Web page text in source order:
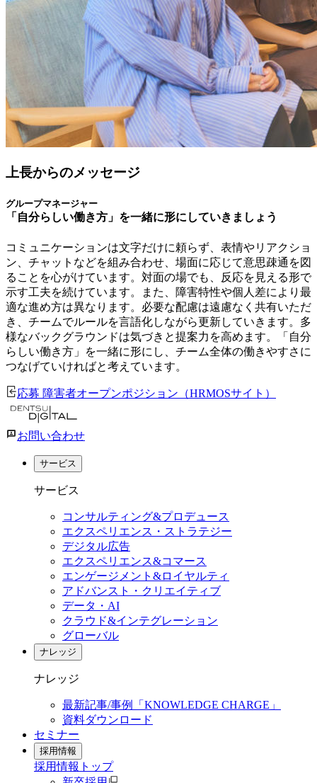
上長からのメッセージ
グループマネージャー
「自分らしい働き方」を一緒に形にしていきましょう
コミュニケーションは文字だけに頼らず、表情やリアクショ
ン、チャットなどを組み合わせ、場面に応じて意思疎通を図
ることを心がけています。対面の場でも、反応を見える形で
示す工夫を続けています。また、障害特性や個人差により最
適な進め方は異なります。必要な配慮は遠慮なく共有いただ
き、チームでルールを言語化しながら更新していきます。多
様なバックグラウンドは気づきと提案力を高めます。「自分
らしい働き方」を一緒に形にし、チーム全体の働きやすさに
つなげていければと考えています。
応募 障害者オープンポジション（HRMOSサイト）
お問い合わせ
サービス
サービス
コンサルティング&プロデュース
エクスペリエンス・ストラテジー
デジタル広告
エクスペリエンス&コマース
エンゲージメント&ロイヤルティ
アドバンスト・クリエイティブ
データ・AI
クラウド&インテグレーション
グローバル
ナレッジ
ナレッジ
最新記事/事例「KNOWLEDGE CHARGE」
資料ダウンロード
セミナー
採用情報
採用情報 トップ